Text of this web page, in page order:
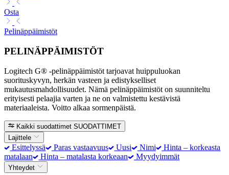
Osta
Pelinäppäimistöt
PELINÄPPÄIMISTÖT
Logitech G® -pelinäppäimistöt tarjoavat huippuluokan
suorituskyvyn, herkän vasteen ja edistykselliset
mukautusmahdollisuudet. Nämä pelinäppäimistöt on suunniteltu
erityisesti pelaajia varten ja ne on valmistettu kestävistä
materiaaleista. Voitto alkaa sormenpäistä.
Kaikki suodattimet SUODATTIMET
Lajittele
Esittelyssä Paras vastaavuus Uusi Nimi
Hinta – korkeasta
matalaan
Hinta – matalasta korkeaan Myydyimmät
Yhteydet